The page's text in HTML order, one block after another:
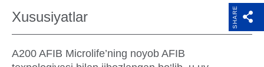
SHARE
Xususiyatlar
A200 AFIB Microlife’ning noyob AFIB